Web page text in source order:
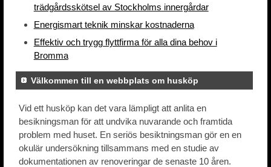
trädgårdsskötsel av Stockholms innergårdar
Energismart teknik minskar kostnaderna
Effektiv och trygg flyttfirma för alla dina behov i
Bromma
Välkommen till en webbplats om husköp
Vid ett husköp kan det vara lämpligt att anlita en
besikningsman för att undvika nuvarande och framtida
problem med huset. En seriös besiktningsman gör en en
okulär undersökning tillsammans med en studie av
dokumentationen av renoveringar de senaste 10 åren.